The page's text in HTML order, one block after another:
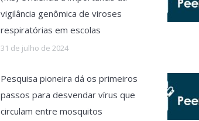
vigilância genômica de viroses
respiratórias em escolas
31 de julho de 2024
Pesquisa pioneira dá os primeiros
passos para desvendar vírus que
circulam entre mosquitos